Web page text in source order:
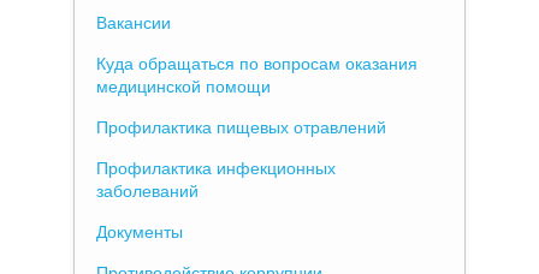
Вакансии
Куда обращаться по вопросам оказания
медицинской помощи
Профилактика пищевых отравлений
Профилактика инфекционных
заболеваний
Документы